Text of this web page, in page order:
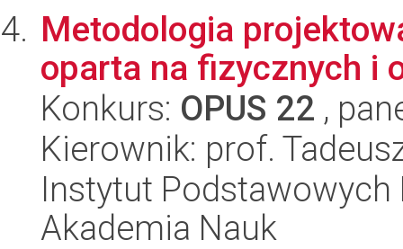
Metodologia
oparta na fizycznych i
Konkurs: OPUS 22 ,
Kierownik: prof.
Instytut
Akademia Nauk